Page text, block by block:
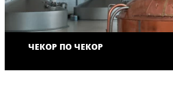
ЧЕКОР ПО ЧЕКОР